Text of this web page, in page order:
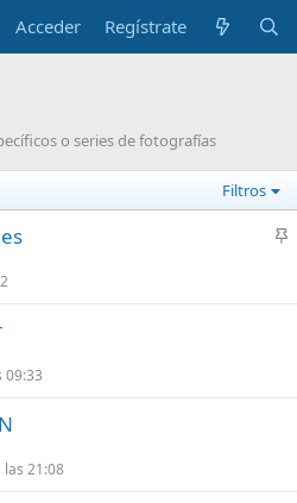
Acceder Regístrate
o series de fotografías
Filtros
A
l
09:33
las 21:08